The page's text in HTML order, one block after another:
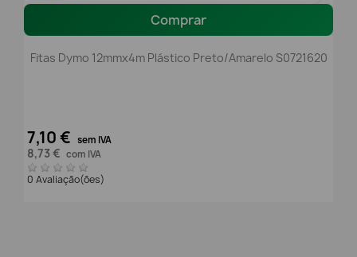
Comprar
Fitas Dymo 12mmx4m Plástico Preto/amarelo S0721620
7,10 € sem IVA
8,73 € com IVA
0 Avaliação(ões)